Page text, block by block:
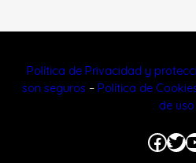
Política de Privacidad y
son seguros – Política de
de uso